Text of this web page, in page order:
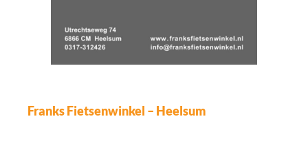
Franks Fietsenwinkel – Heelsum